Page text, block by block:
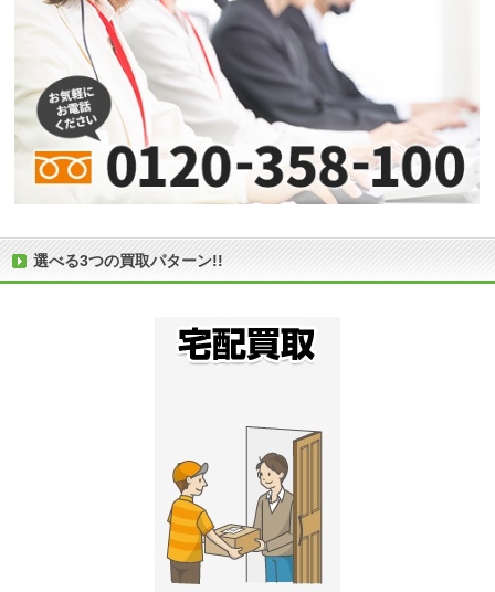
選べる3つの買取パターン!!